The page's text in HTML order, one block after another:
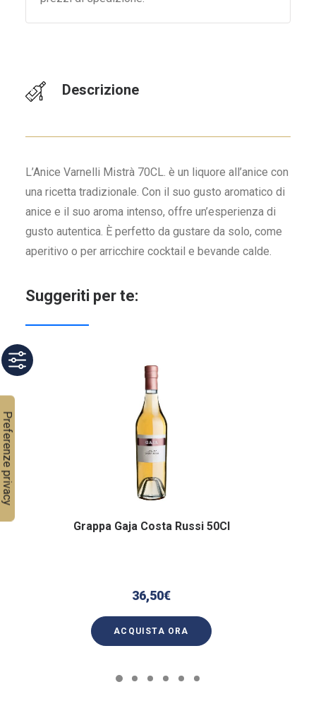
Descrizione
L’Anice Varnelli Mistrà 70CL. è un liquore all’anice con
una ricetta tradizionale. Con il suo gusto aromatico di
anice e il suo aroma intenso, offre un’esperienza di
gusto autentica. È perfetto da gustare da solo, come
aperitivo o per arricchire cocktail e bevande calde.
Suggeriti per te:
Grappa Gaja Costa Russi 50Cl
36,50€
ACQUISTA ORA